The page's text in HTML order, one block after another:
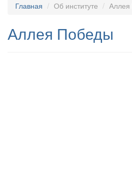
Главная Об институте
Аллея Победы